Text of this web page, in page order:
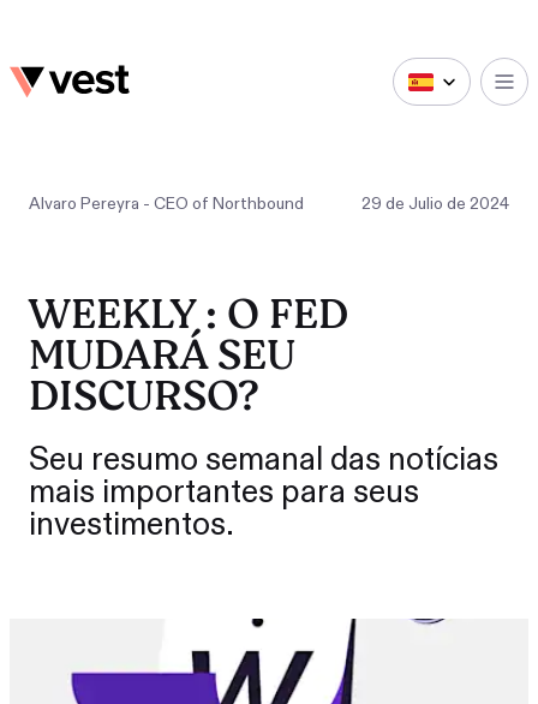
WEEKLY : O FED
MUDARÁ SEU
DISCURSO?
Seu resumo semanal das notícias
mais importantes para seus
investimentos.
Alvaro Pereyra - CEO of Northbound 29 de Julio de 2024